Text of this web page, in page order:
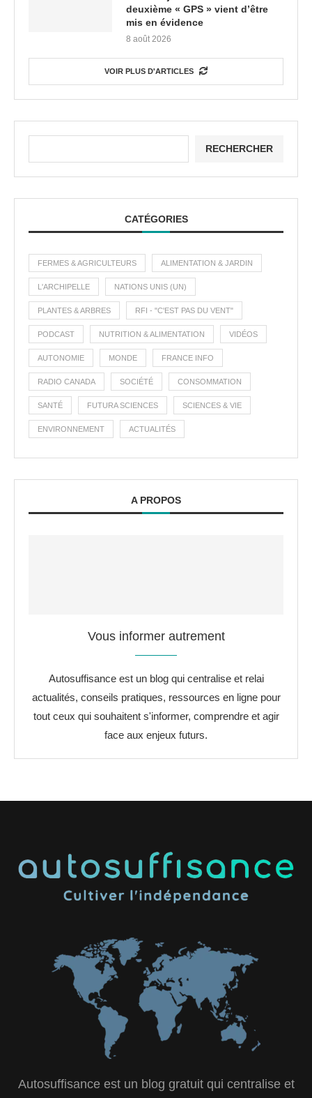
deuxième « GPS » vient d’être
mis en évidence
8 août 2026
VOIR PLUS D'ARTICLES
RECHERCHER
CATÉGORIES
FERMES & AGRICULTEURS ALIMENTATION & JARDIN
L'ARCHIPELLE NATIONS UNIS (UN)
PLANTES & ARBRES RFI - "C'EST PAS DU VENT"
PODCAST NUTRITION & ALIMENTATION VIDÉOS
AUTONOMIE MONDE FRANCE INFO
RADIO CANADA SOCIÉTÉ CONSOMMATION
SANTÉ FUTURA SCIENCES SCIENCES & VIE
ENVIRONNEMENT ACTUALITÉS
A PROPOS
Vous informer autrement
Autosuffisance est un blog qui centralise et relai
actualités, conseils pratiques, ressources en ligne pour
tout ceux qui souhaitent s'informer, comprendre et agir
face aux enjeux futurs.
Autosuffisance est un blog gratuit qui centralise et